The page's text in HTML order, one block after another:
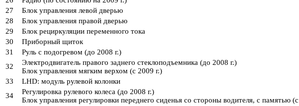
27
Блок управления левой дверью
28
Блок управления правой дверью
29
Блок рециркуляции переменного тока
30
Приборный щиток
31
Руль с подогревом (до 2008 г.)
32
Электродвигатель правого заднего стеклоподъемника (до 2008 г.)
Блок управления мягким верхом (с 2009 г.)
33
LHD: модуль рулевой колонки
34
Регулировка рулевого колеса (до 2008 г.)
Блок управления регулировки переднего сиденья со стороны водителя, с памятью